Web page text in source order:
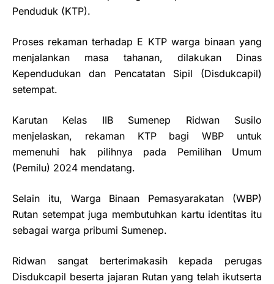
Penduduk (KTP).
Proses rekaman terhadap E KTP warga binaan yang
menjalankan masa tahanan, dilakukan Dinas
Kependudukan dan Pencatatan Sipil (Disdukcapil)
setempat.
Karutan Kelas IIB Sumenep Ridwan Susilo
menjelaskan, rekaman KTP bagi WBP untuk
memenuhi hak pilihnya pada Pemilihan Umum
(Pemilu) 2024 mendatang.
Selain itu, Warga Binaan Pemasyarakatan (WBP)
Rutan setempat juga membutuhkan kartu identitas itu
sebagai warga pribumi Sumenep.
Ridwan sangat berterimakasih kepada perugas
Disdukcapil beserta jajaran Rutan yang telah ikutserta